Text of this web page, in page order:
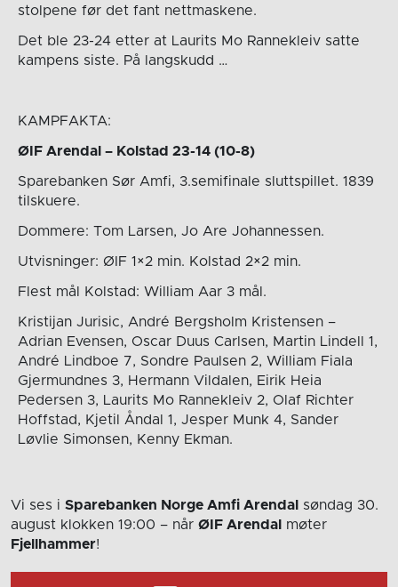
stolpene før det fant nettmaskene.
Det ble 23-24 etter at Laurits Mo Rannekleiv satte
kampens siste. På langskudd …
KAMPFAKTA:
ØIF Arendal – Kolstad 23-14 (10-8)
Sparebanken Sør Amfi, 3.semifinale sluttspillet. 1839
tilskuere.
Dommere: Tom Larsen, Jo Are Johannessen.
Utvisninger: ØIF 1×2 min. Kolstad 2×2 min.
Flest mål Kolstad: William Aar 3 mål.
Kristijan Jurisic, André Bergsholm Kristensen –
Adrian Evensen, Oscar Duus Carlsen, Martin Lindell 1,
André Lindboe 7, Sondre Paulsen 2, William Fiala
Gjermundnes 3, Hermann Vildalen, Eirik Heia
Pedersen 3, Laurits Mo Rannekleiv 2, Olaf Richter
Hoffstad, Kjetil Åndal 1, Jesper Munk 4, Sander
Løvlie Simonsen, Kenny Ekman.
Vi ses i Sparebanken Norge Amfi Arendal
søndag 30.
august klokken 19:00 – når ØIF Arendal
møter
Fjellhammer!